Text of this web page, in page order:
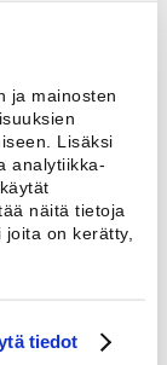
ja mainosten
Lisäksi
analytiikka-
näitä tietoja
on kerätty,
tiedot